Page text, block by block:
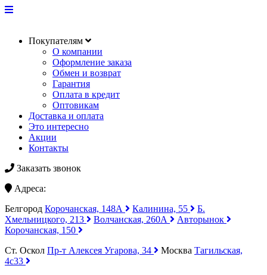
Покупателям
О компании
Оформление заказа
Обмен и возврат
Гарантия
Оплата в кредит
Оптовикам
Доставка и оплата
Это интересно
Акции
Контакты
Заказать звонок
Адреса:
Белгород Корочанская, 148А Калинина, 55
Б.
Хмельницкого, 213
Волчанская, 260А
Авторынок
Корочанская, 150
Ст. Оскол Пр-т Алексея Угарова, 34 Москва Тагильская,
4с33